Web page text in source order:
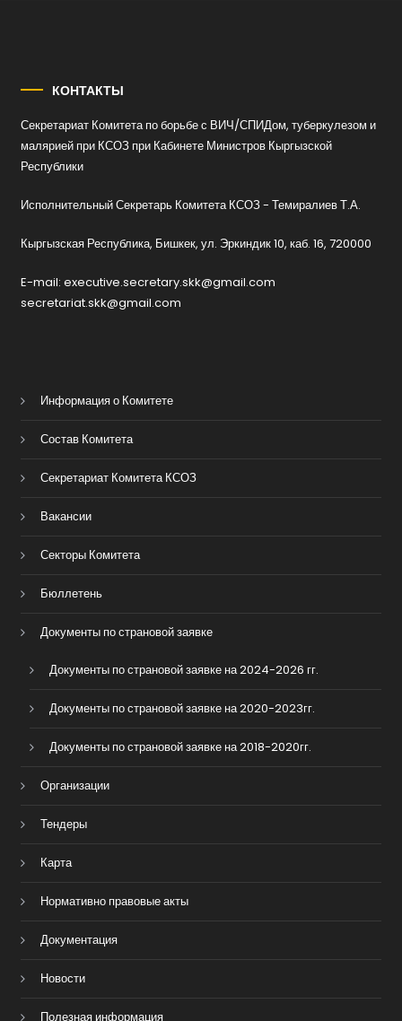
КОНТАКТЫ
Секретариат Комитета по борьбе с ВИЧ/СПИДом, туберкулезом и
малярией при КСОЗ при Кабинете Министров Кыргызской
Республики
Исполнительный Секретарь Комитета КСОЗ - Темиралиев Т.А.
Кыргызская Республика, Бишкек, ул. Эркиндик 10, каб. 16, 720000
E-mail: executive.secretary.skk@gmail.com
secretariat.skk@gmail.com
Информация о Комитете
Состав Комитета
Секретариат Комитета КСОЗ
Вакансии
Секторы Комитета
Бюллетень
Документы по страновой заявке
Документы по страновой заявке на 2024-2026 гг.
Документы по страновой заявке на 2020-2023гг.
Документы по страновой заявке на 2018-2020гг.
Организации
Тендеры
Карта
Нормативно правовые акты
Документация
Новости
Полезная информация